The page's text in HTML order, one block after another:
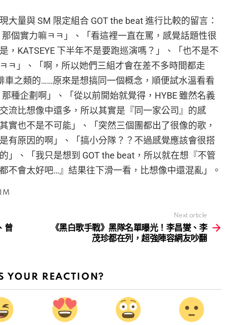
大量與 SM 限定組合 GOT the beat 進行比較的留言：
那個實力嘛ㅋㅋ」、「看這裡一直在罵，感覺話題性很
，KATSEYE 下半年不是要跑巡演嗎？」、「也不是不
ㅋ」、「啊，所以她們三組才會在差不多時間都走
之類的……原來是想搞同一個概念，順便試水溫看看
種企劃啊」、「從以前開始就覺得，HYBE 雖然名義
流比想像中還多，所以其實是『同一家公司』的感
實也不是不可能」、「突然三個團都出了很像的歌，
有原因的啊」、「搞小分隊？？不過感覺應該會很搭
」、「我只是想到 GOT the beat，所以就在想『不管
不會太好吧…』結果往下滑一看，比想像中還混亂」。
曾
Next article
《黑白歌手戰》黑隊名單曝光！李昌燮、李
茂珍都在列，超強陣容網友吵翻
YOUR REACTION?